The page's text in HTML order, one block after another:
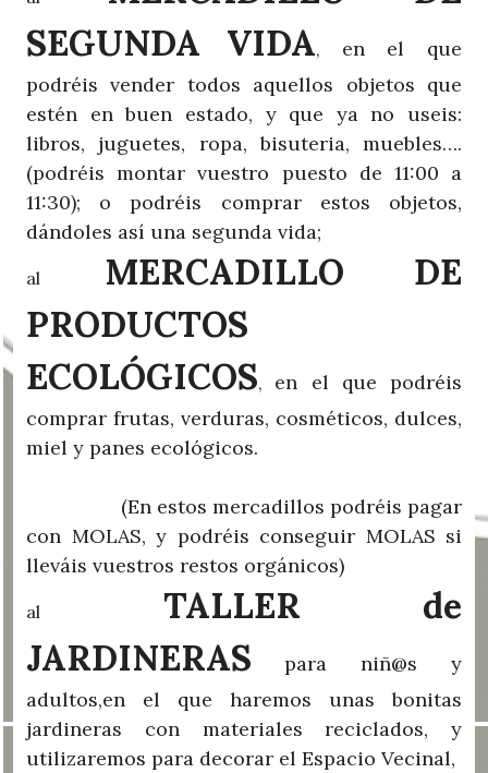
SEGUNDA VIDA, en el que
podréis vender todos aquellos objetos que
estén en buen estado, y que ya no useis:
libros, juguetes, ropa, bisuteria, muebles….
(podréis montar vuestro puesto de 11:00 a
11:30); o podréis comprar estos objetos,
dándoles así una segunda vida;
al MERCADILLO DE
PRODUCTOS
ECOLÓGICOS, en el que podréis
comprar frutas, verduras, cosméticos, dulces,
miel y panes ecológicos.
(En estos mercadillos podréis pagar
con MOLAS, y podréis conseguir MOLAS si
lleváis vuestros restos orgánicos)
al
TALLER de
JARDINERAS
para niñ@s y
adultos,en el que haremos unas bonitas
jardineras con materiales reciclados, y
utilizaremos para decorar el Espacio Vecinal,